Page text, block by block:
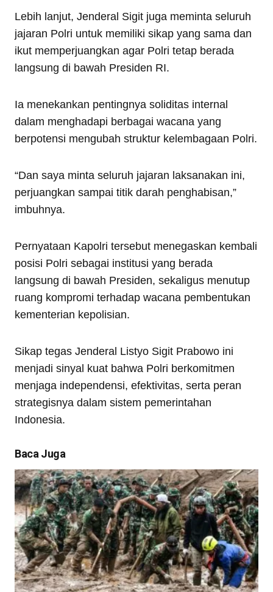
Lebih lanjut, Jenderal Sigit juga meminta seluruh
jajaran Polri untuk memiliki sikap yang sama dan
ikut memperjuangkan agar Polri tetap berada
langsung di bawah Presiden RI.
Ia menekankan pentingnya soliditas internal
dalam menghadapi berbagai wacana yang
berpotensi mengubah struktur kelembagaan Polri.
“Dan saya minta seluruh jajaran laksanakan ini,
perjuangkan sampai titik darah penghabisan,”
imbuhnya.
Pernyataan Kapolri tersebut menegaskan kembali
posisi Polri sebagai institusi yang berada
langsung di bawah Presiden, sekaligus menutup
ruang kompromi terhadap wacana pembentukan
kementerian kepolisian.
Sikap tegas Jenderal Listyo Sigit Prabowo ini
menjadi sinyal kuat bahwa Polri berkomitmen
menjaga independensi, efektivitas, serta peran
strategisnya dalam sistem pemerintahan
Indonesia.
Baca Juga